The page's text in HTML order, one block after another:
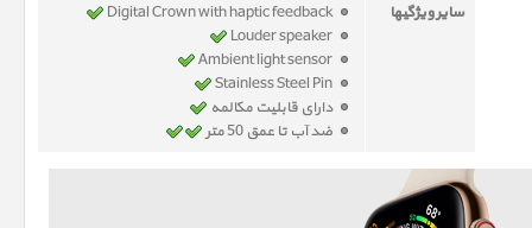
سایر ویژگیها
دارای قابلیت مکالمه
ضد آب تا عمق 50 متر